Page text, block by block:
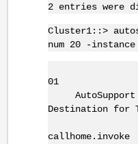
2 entries were
Cluster1::>
num 20 -instance
01
AutoSupport
Destination for
callhome.invoke